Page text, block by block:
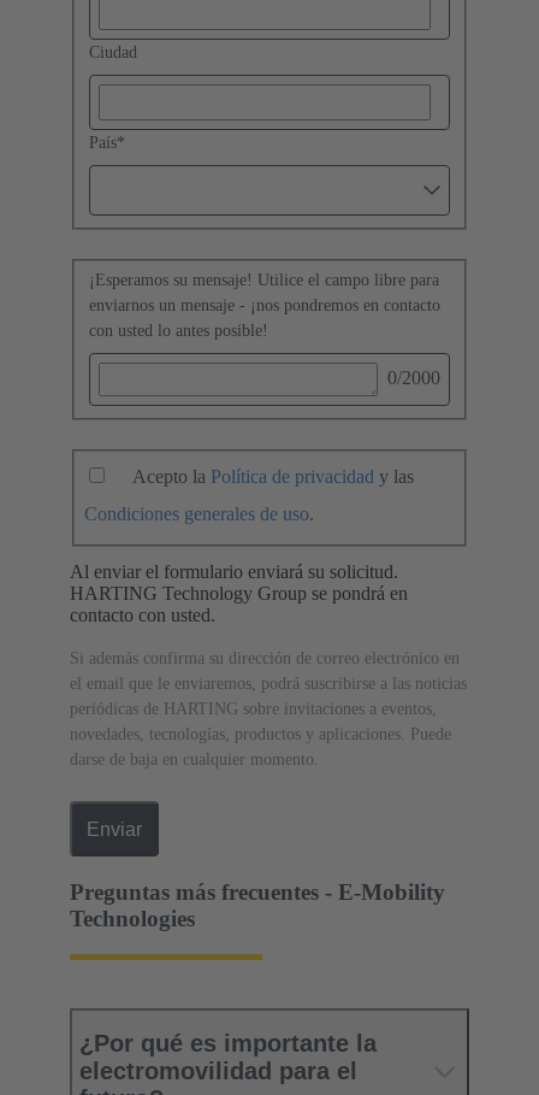
Ciudad
País*
¡Esperamos su mensaje! Utilice el campo libre para
enviarnos un mensaje - ¡nos pondremos en contacto
con usted lo antes posible!
0/2000
Acepto la Política de privacidad y las
Condiciones generales de uso.
Al enviar el formulario enviará su solicitud.
HARTING Technology Group se pondrá en
contacto con usted.
Si además confirma su dirección de correo electrónico en
el email que le enviaremos, podrá suscribirse a las noticias
periódicas de HARTING sobre invitaciones a eventos,
novedades, tecnologías, productos y aplicaciones. Puede
darse de baja en cualquier momento.
Enviar
Preguntas más frecuentes - E-Mobility
Technologies
¿Por qué es importante la
electromovilidad para el